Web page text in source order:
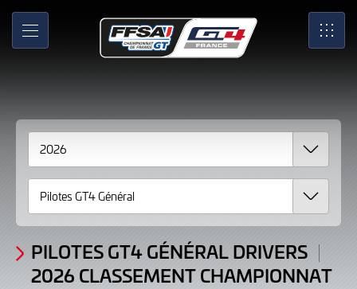
Skip
Main
MENU SRO
Classement
Championnat
GT4
France
GT4
Général
Drivers
2026
PILOTES GT4 GÉNÉRAL DRIVERS
2026 CLASSEMENT CHAMPIONNAT